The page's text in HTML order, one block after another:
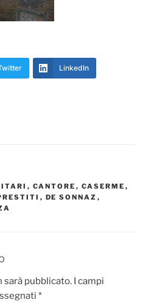
LinkedIn
, CANTORE , CASERME ,
, DE SONNAZ ,
sarà pubblicato. I campi
*